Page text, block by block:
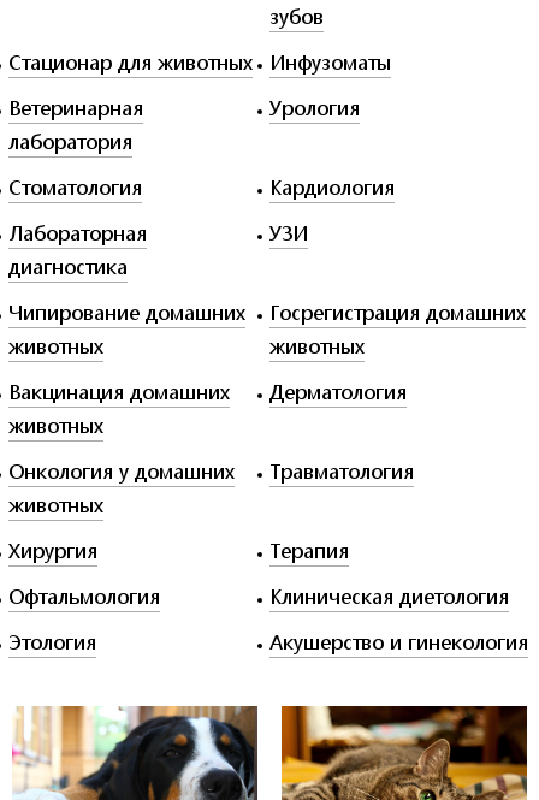
зубов
Стационар для животных
Инфузоматы
Ветеринарная
лаборатория
Урология
Стоматология
Кардиология
Лабораторная
диагностика
УЗИ
Чипирование домашних
животных
Госрегистрация домашних
животных
Вакцинация домашних
животных
Дерматология
Онкология у домашних
животных
Травматология
Хирургия
Терапия
Офтальмология
Клиническая диетология
Этология
Акушерство и гинекология